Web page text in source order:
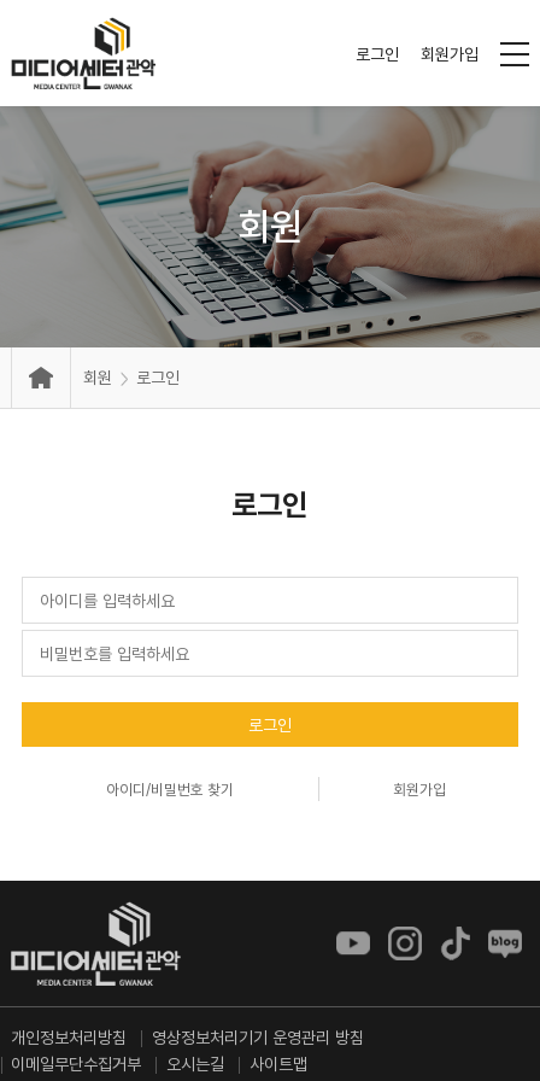
로그인 회원가입
회원
회원 로그인
로그인
로그인
아이디/비밀번호 찾기 회원가입
개인정보처리방침
영상정보처리기기 운영관리 방침
이메일무단수집거부
오시는길 사이트맵